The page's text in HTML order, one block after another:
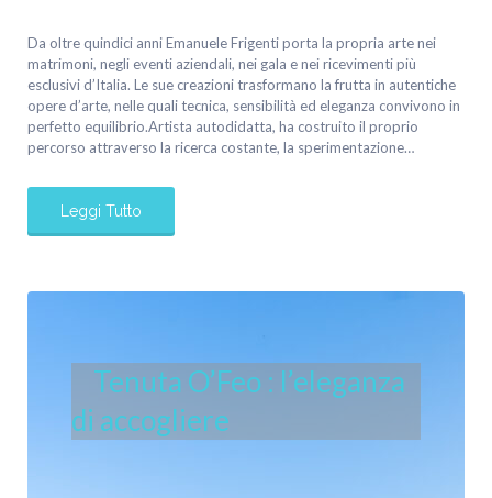
Da oltre quindici anni Emanuele Frigenti porta la propria arte nei
matrimoni, negli eventi aziendali, nei gala e nei ricevimenti più
esclusivi d’Italia. Le sue creazioni trasformano la frutta in autentiche
opere d’arte, nelle quali tecnica, sensibilità ed eleganza convivono in
perfetto equilibrio.Artista autodidatta, ha costruito il proprio
percorso attraverso la ricerca costante, la sperimentazione…
Leggi Tutto
Tenuta O’Feo : l’eleganza
di accogliere